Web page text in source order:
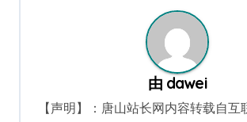
由 dawei
【声明】：唐山站长网内容转载自互